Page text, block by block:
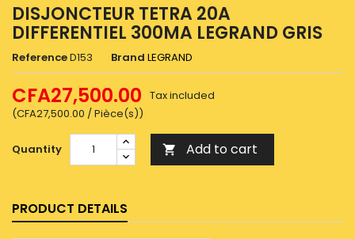
DISJONCTEUR TETRA 20A
DIFFERENTIEL 300MA LEGRAND GRIS
ReferenceD153 Brand LEGRAND
CFA27,500.00
(CFA27,500.00 / Pièce(s))
Tax included
Quantity  Add to cart
PRODUCT DETAILS